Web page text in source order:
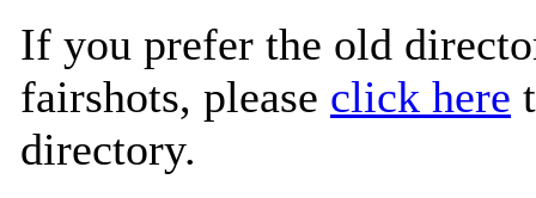
If you prefer the old
fairshots, please click here
directory.